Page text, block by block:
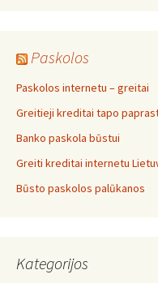
Paskolos
Paskolos internetu – greitai
Greitieji kreditai tapo
Banko paskola būstui
Greiti kreditai internetu
Būsto paskolos palūkanos
Kategorijos